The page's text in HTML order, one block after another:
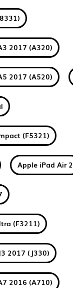
2017 (A320)
2017 (A520)
(F5321)
Apple iPad Air 2
(F3211)
2017 (J330)
2016 (A710)